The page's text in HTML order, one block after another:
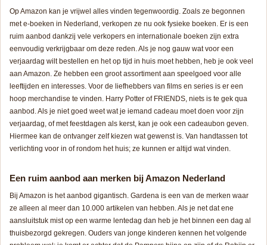
Op Amazon kan je vrijwel alles vinden tegenwoordig. Zoals ze begonnen
met e-boeken in Nederland, verkopen ze nu ook fysieke boeken. Er is een
ruim aanbod dankzij vele verkopers en internationale boeken zijn extra
eenvoudig verkrijgbaar om deze reden. Als je nog gauw wat voor een
verjaardag wilt bestellen en het op tijd in huis moet hebben, heb je ook veel
aan Amazon. Ze hebben een groot assortiment aan speelgoed voor alle
leeftijden en interesses. Voor de liefhebbers van films en series is er een
hoop merchandise te vinden. Harry Potter of FRIENDS, niets is te gek qua
aanbod. Als je niet goed weet wat je iemand cadeau moet doen voor zijn
verjaardag, of met feestdagen als kerst, kan je ook een cadeaubon geven.
Hiermee kan de ontvanger zelf kiezen wat gewenst is. Van handtassen tot
verlichting voor in of rondom het huis; ze kunnen er altijd wat vinden.
Een ruim aanbod aan merken bij Amazon Nederland
Bij Amazon is het aanbod gigantisch. Gardena is een van de merken waar
ze alleen al meer dan 10.000 artikelen van hebben. Als je net dat ene
aansluitstuk mist op een warme lentedag dan heb je het binnen een dag al
thuisbezorgd gekregen. Ouders van jonge kinderen kennen het volgende